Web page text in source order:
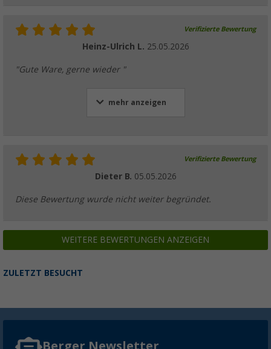
Verifizierte Bewertung
Heinz-Ulrich L. 25.05.2026
"Gute Ware, gerne wieder "
mehr anzeigen
Verifizierte Bewertung
Dieter B. 05.05.2026
Diese Bewertung wurde nicht weiter begründet.
WEITERE BEWERTUNGEN ANZEIGEN
ZULETZT BESUCHT
Berger Newsletter